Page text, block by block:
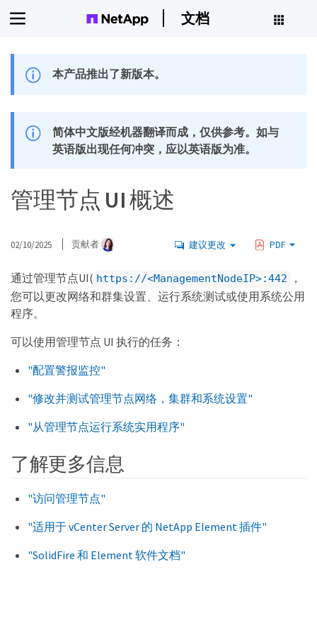
文档
本产品推出了新版本。
简体中文版经机器翻译而成，仅供参考。如与
英语版出现任何冲突，应以英语版为准。
管理节点 UI 概述
02/10/2025 贡献者 建议更改 PDF
通过管理节点UI( https://<ManagementNodeIP>:442
，
您可以更改网络和群集设置、运行系统测试或使用系统公用
程序。
可以使用管理节点 UI 执行的任务：
"配置警报监控"
"修改并测试管理节点网络，集群和系统设置"
"从管理节点运行系统实用程序"
了解更多信息
"访问管理节点"
"适用于 vCenter Server 的 NetApp Element 插件"
"SolidFire 和 Element 软件文档"